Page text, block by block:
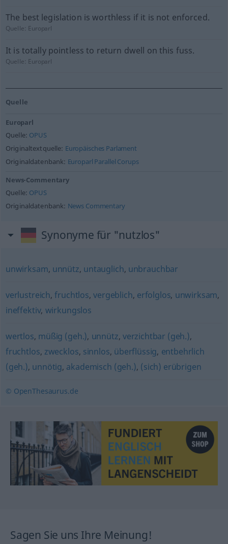
The best legislation is worthless if it is not enforced.
Quelle: Europarl
It is totally pointless to return dwell on this fuss.
Quelle: Europarl
Quelle
Europarl
Quelle: OPUS
Originaltextquelle: Europäisches Parlament
Originaldatenbank: Europarl Parallel Corups
News-Commentary
Quelle: OPUS
Originaldatenbank: News Commentary
Synonyme für "nutzlos"
unwirksam, unnütz, untauglich, unbrauchbar
verlustreich,fruchtlos,vergeblich, erfolglos, unwirksam,
ineffektiv, wirkungslos
wertlos, müßig (geh.), unnütz, verzichtbar (geh.),
fruchtlos, zwecklos, sinnlos, überflüssig, entbehrlich
(geh.), unnötig, akademisch (geh.), (sich) erübrigen
© OpenThesaurus.de
Sagen Sie uns Ihre Meinung!